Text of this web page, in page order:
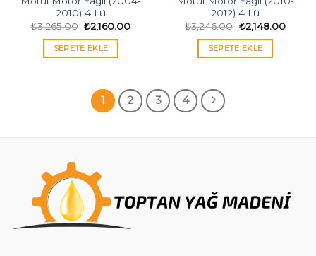
2010) 4 Lü
₺3,265.00 Orijinal
fiyat:
₺3,265.00.
₺2,160.00Şu
SEPETE EKLE
2012) 4 Lü
₺3,246.00 Orijinal
fiyat:
₺3,246.00.
₺2,148.00Şu
SEPETE EKLE
1 2 3 4